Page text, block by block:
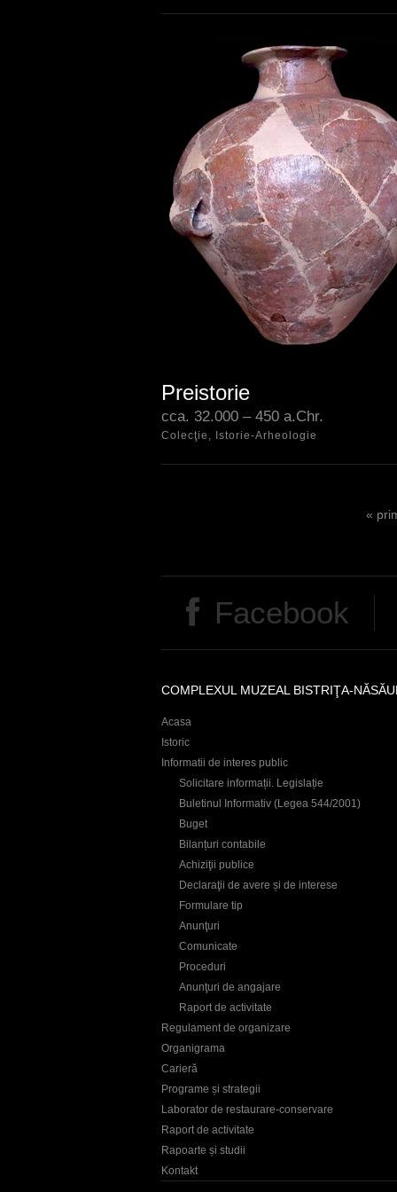
reorganizării din vremea împăratului
Porolissensis.
Paleoliticul se suprapune cronologic
cu pleistocenul. În bazinul Someşului
superior (cca. 32.000 – 10.000 a.
Preistorie
cca. 32.000 – 450 a.Chr.
Colecţie, Istorie-Arheologie
i
«
Facebook
COMPLEXUL MUZEAL BISTRIŢA-
Acasa
Istoric
Informatii de interes public
Solicitare informații. Legislație
Buletinul Informativ (Legea 544/2001)
Buget
Bilanțuri contabile
Achiziţii publice
Declaraţii de avere și de interese
Formulare tip
Anunţuri
Comunicate
Proceduri
Anunţuri de angajare
Raport de activitate
Regulament de organizare
Organigrama
Carieră
Programe și strategii
Laborator de restaurare-conservare
Raport de activitate
Rapoarte și studii
Kontakt